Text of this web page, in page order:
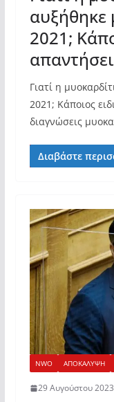
αυξήθηκε
2021;
Γιατί η
2021; Κάποιος
διαγνώσεις
Διαβάστε
NWO ΑΠΟΚΑΛΥΨΗ
29 Αυγούστου 2023